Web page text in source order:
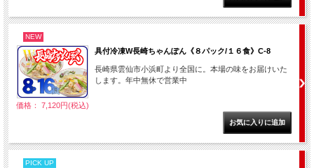
NEW
具付冷凍W長崎ちゃんぽん《８パック/１６食》C-8
長崎県雲仙市小浜町より全国に。本場の味をお届けいた
します。年中無休で営業中
価格： 7,120円(税込)
PICK UP